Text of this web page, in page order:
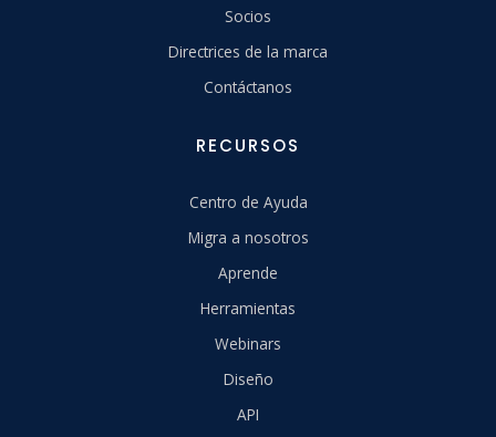
Socios
Directrices de la marca
Contáctanos
RECURSOS
Centro de Ayuda
Migra a nosotros
Aprende
Herramientas
Webinars
Diseño
API